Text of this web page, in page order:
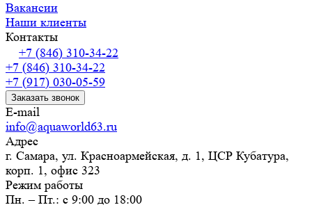
Вакансии
Наши клиенты
Контакты
+7 (846) 310-34-22
+7 (846) 310-34-22
+7 (917) 030-05-59
Заказать звонок
E-mail
info@aquaworld63.ru
Адрес
г. Самара, ул. Красноармейская, д. 1, ЦСР Кубатура,
корп. 1, офис 323
Режим работы
Пн. – Пт.: с 9:00 до 18:00